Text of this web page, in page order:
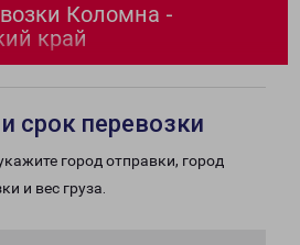
Коломна -
край
срок перевозки
город отправки, город
и вес груза.